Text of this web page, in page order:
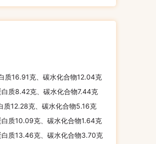
质16.91克、碳水化合物12.04克
质8.42克、碳水化合物7.44克
质12.28克、碳水化合物5.16克
质10.09克、碳水化合物1.64克
质13.46克、碳水化合物3.70克